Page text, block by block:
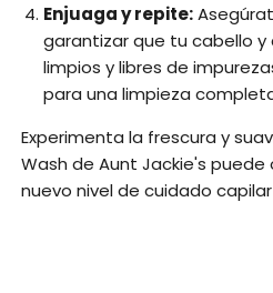
Enjuaga y repite:
garantizar que tu cabello
limpios y libres de
para una limpieza
Experimenta la frescura y
Wash de Aunt Jackie's puede
nuevo nivel de cuidado